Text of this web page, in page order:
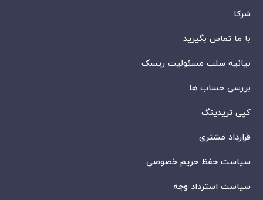
شرکا
با ما تماس بگیرید
بیانیه سلب مسئولیت ریسک
بررسی حساب ها
کپی تریدینگ
قرارداد مشتری
سیاست حفظ حریم خصوصی
سیاست استرداد وجه